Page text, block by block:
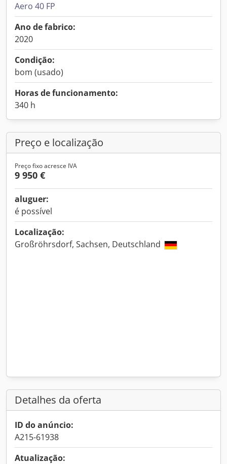
Aero 40 FP
Ano de fabrico:
2020
Condição:
bom (usado)
Horas de funcionamento:
340 h
Preço e localização
Preço fixo acresce IVA
9 950 €
aluguer:
é possível
Localização:
Großröhrsdorf, Sachsen, Deutschland
Detalhes da oferta
ID do anúncio:
A215-61938
Atualização: